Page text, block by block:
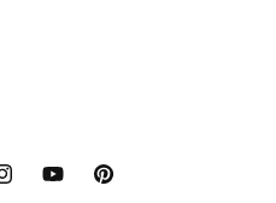
YouTubePinterest